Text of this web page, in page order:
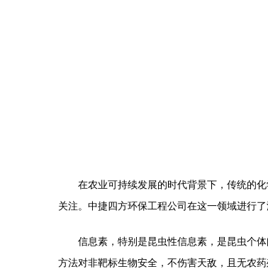
在农业可持续发展的时代背景下，传统的
关注。中捷四方环保工程公司在这一领域进行
信息素，特别是昆虫性信息素，是昆虫个
方法对非靶标生物安全，不伤害天敌，且无农